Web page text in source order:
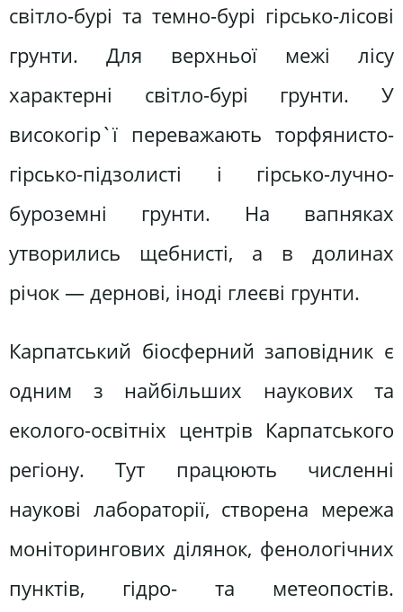
свiтло-бурi та темно-бурi гiрсько-лiсовi
грунти. Для верхньої межі лісу
характерні світло-бурі грунти. У
високогір`ї переважають торфянисто-
гiрсько-пiдзолистi i гiрсько-лучно-
буроземнi грунти. На вапняках
утворились щебнистi, а в долинах
рiчок — дерновi, iнодi глеєвi грунти.
Карпатський біосферний заповідник є
одним з найбільших наукових та
еколого-освітніх центрів Карпатського
регіону. Тут працюють численні
наукові лабораторії, створена мережа
моніторингових ділянок, фенологічних
пунктів, гідро- та метеопостів.